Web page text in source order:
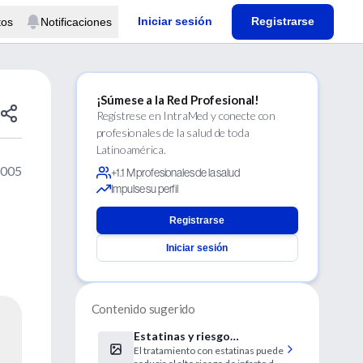
Notificaciones Iniciar sesión Registrarse
¡Súmese a la Red Profesional!
Regístrese en IntraMed y conecte con
profesionales de la salud de toda
Latinoamérica.
+1.1 M profesionales de la salud
Impulse su perfil
Registrarse
Iniciar sesión
Contenido sugerido
Estatinas y riesgo
cardiovascular tras un
El tratamiento con estatinas puede